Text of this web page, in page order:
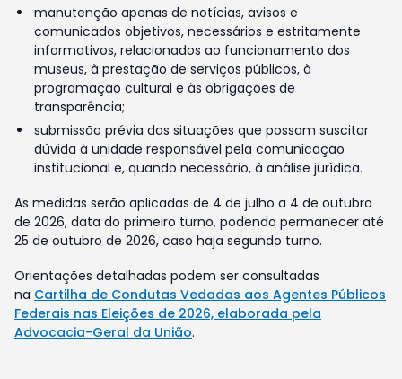
manutenção apenas de notícias, avisos e
comunicados objetivos, necessários e estritamente
informativos, relacionados ao funcionamento dos
museus, à prestação de serviços públicos, à
programação cultural e às obrigações de
transparência;
submissão prévia das situações que possam suscitar
dúvida à unidade responsável pela comunicação
institucional e, quando necessário, à análise jurídica.
As medidas serão aplicadas de 4 de julho a 4 de outubro
de 2026, data do primeiro turno, podendo permanecer até
25 de outubro de 2026, caso haja segundo turno.
Orientações detalhadas podem ser consultadas
na Cartilha de Condutas Vedadas aos Agentes Públicos
Federais nas Eleições de 2026, elaborada pela
Advocacia-Geral da União.